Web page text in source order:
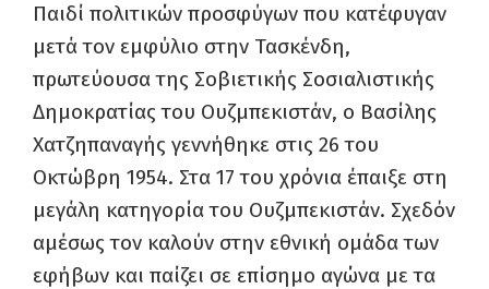
Παιδί πολιτικών προσφύγων που κατέφυγαν
μετά τον εμφύλιο στην Τασκένδη,
πρωτεύουσα της Σοβιετικής Σοσιαλιστικής
Δημοκρατίας του Ουζμπεκιστάν, ο Βασίλης
Χατζηπαναγής γεννήθηκε στις 26 του
Οκτώβρη 1954. Στα 17 του χρόνια έπαιξε στη
μεγάλη κατηγορία του Ουζμπεκιστάν. Σχεδόν
αμέσως τον καλούν στην εθνική ομάδα των
εφήβων και παίζει σε επίσημο αγώνα με τα